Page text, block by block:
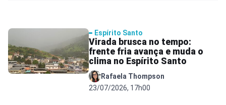
Espírito Santo
Virada brusca no tempo:
frente fria avança e muda o
clima no Espírito Santo
Rafaela Thompson
23/07/2026, 17h00